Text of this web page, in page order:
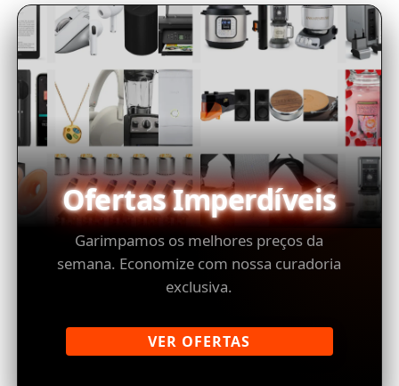
Ofertas Imperdíveis
Garimpamos os melhores preços da
semana. Economize com nossa curadoria
exclusiva.
VER OFERTAS